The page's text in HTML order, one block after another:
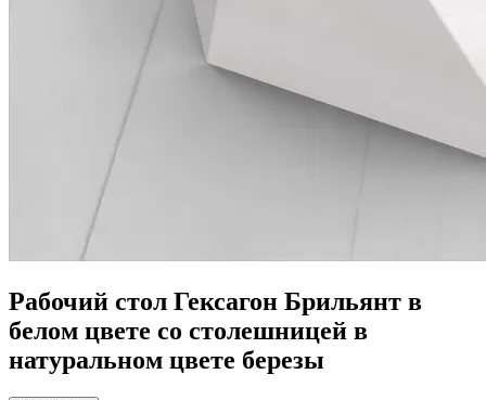
Рабочий стол Гексагон Брильянт в
белом цвете со столешницей в
натуральном цвете березы